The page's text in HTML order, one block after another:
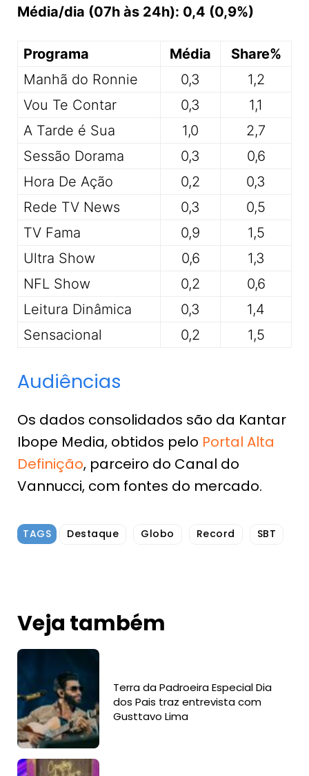
Média/dia (07h às 24h): 0,4 (0,9%)
Programa Média
Share%
Manhã do Ronnie
0,3
1,2
Vou Te Contar
0,3
1,1
A Tarde é Sua
1,0
2,7
Sessão Dorama
0,3
0,6
Hora De Ação
0,2
0,3
Rede TV News
0,3
0,5
TV Fama
0,9
1,5
Ultra Show
0,6
1,3
NFL Show
0,2
0,6
Leitura Dinâmica
0,3
1,4
Sensacional
0,2 1,5
Audiências
Os dados consolidados são da Kantar
Ibope Media, obtidos pelo Portal Alta
Definição, parceiro do Canal do
Vannucci, com fontes do mercado.
TAGS Destaque Globo Record SBT
Veja também
Terra da Padroeira Especial Dia
dos Pais traz entrevista com
Gusttavo Lima